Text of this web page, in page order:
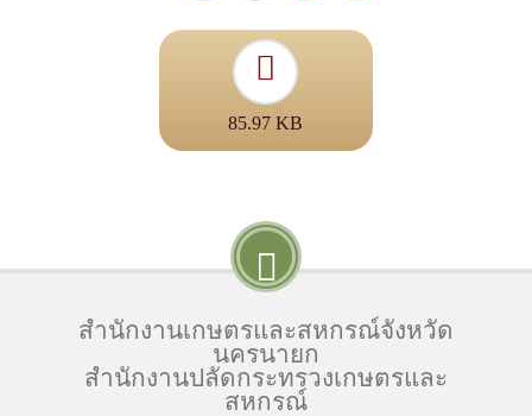
85.97 KB
สำนักงานเกษตรและสหกรณ์จังหวัด
นครนายก
สำนักงานปลัดกระทรวงเกษตรและ
สหกรณ์